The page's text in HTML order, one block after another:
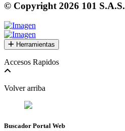
© Copyright2026 101 S.A.S.
Herramientas
Accesos Rapidos
Volver arriba
Buscador Portal Web